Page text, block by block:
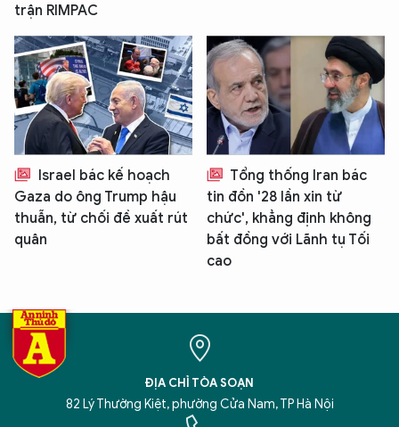
trận RIMPAC
Israel bác kế hoạch
Gaza do ông Trump hậu
thuẫn, từ chối đề xuất rút
quân
Tổng thống Iran bác
tin đồn '28 lần xin từ
chức', khẳng định không
bất đồng với Lãnh tụ Tối
cao
ĐỊA CHỈ TÒA SOẠN
82 Lý Thường Kiệt, phường Cửa Nam, TP Hà Nội